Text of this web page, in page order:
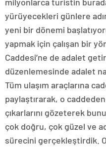
yürüyecekleri günlere
yeni bir dönemi
yapmak için çalışan bir
Caddesi’ne de adalet
düzenlemesinde adalet
Tüm ulaşım araçlarına
paylaştırarak, o
çıkarlarını gözeterek
çok doğru, çok güzel ve
sürecini gerçekleştirdik.